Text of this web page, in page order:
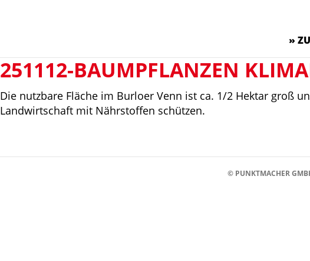
»
251112-BAUMPFLANZEN
Die nutzbare Fläche im Burloer Venn ist ca. 1/2 Hektar groß
Landwirtschaft mit Nährstoffen schützen.
© PUNKTMACHER